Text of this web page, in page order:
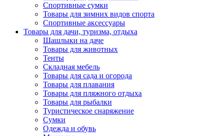
Спортивные сумки
Товары для зимних видов спорта
Спортивные аксессуары
Товары для дачи, туризма, отдыха
Шашлыки на даче
Товары для животных
Тенты
Складная мебель
Товары для сада и огорода
Товары для плавания
Товары для пляжного отдыха
Товары для рыбалки
Туристическое снаряжение
Сумки
Одежда и обувь